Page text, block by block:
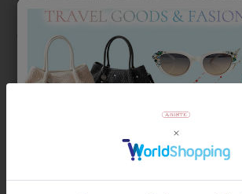
こらないことを保証するものではございませ
の持続性は使用頻度や汗・水分・油分など使
っても異なります。）